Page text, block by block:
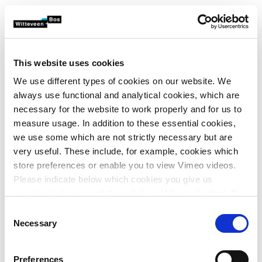
This website uses cookies
We use different types of cookies on our website. We
always use functional and analytical cookies, which are
necessary for the website to work properly and for us to
measure usage. In addition to these essential cookies,
we use some which are not strictly necessary but are
very useful. These include, for example, cookies which
store preferences or enable you to view Vimeo videos.
Please indicate below which cookies you give us
More information about cookies
Selection
Necessary
Preferences
Rijksvastgoedbedrijf: verduurzaming en technische
installaties voor maatschappelijk vastgoed
Agency: integratie van geavanceerde en duurzame
installatietechniek in kantoor- en labgebouwen
- Industrie 4.0-projecten, zoals bij Mogema
(toeleverancier van ASML), waarbij slimme
installatietechniek en automatisering het primaire
productieproces ondersteunen
- Verduurzaming en modernisering van
drinkwaterproductiebedrijven, gericht op efficiënte en
toekomstbestendige gebouwgebonden installaties
Je team
Als projectingenieur elektrotechniek ga jij aan de slag